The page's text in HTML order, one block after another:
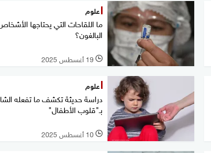
علوم
ما اللقاحات التي يحتاجها
البالغون؟
l 19 أغسطس 2025
علوم
دراسة حديثة تكشف ما تفعله
بـ"قلوب الأطفال"
l 10 أغسطس 2025